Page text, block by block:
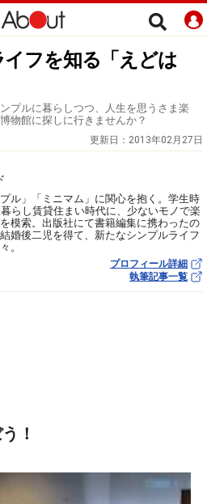
フを知る「えどは
プルに暮らしつつ、人生を思うさま楽
物館に探しに行きませんか？
更新日： 2013年02月27日
ル」「ミニマム」に関心を抱く。学生時
らし賃貸住まい時代に、少ないモノで楽
模索。出版社にて書籍編集に携わったの
婚後二児を得て、新たなシンプルライフ
。
プロフィール詳細
執筆記事一覧
！